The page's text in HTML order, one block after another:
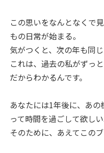
この思いをなんとなくで
もの日常が始まる。
気がつくと、次の年も同じ
これは、過去の私がずっ
だからわかるんです。
あなたには1年後に、あの
って時間を過ごして欲しい
そのために、あえてこのブ